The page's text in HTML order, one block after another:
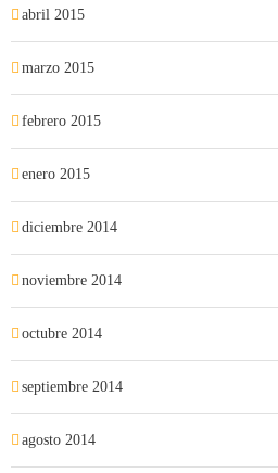
abril 2015
marzo 2015
febrero 2015
enero 2015
diciembre 2014
noviembre 2014
octubre 2014
septiembre 2014
agosto 2014